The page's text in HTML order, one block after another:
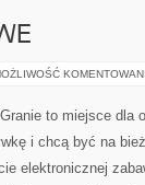
to miejsce dla
i chcą być na
elektronicznej